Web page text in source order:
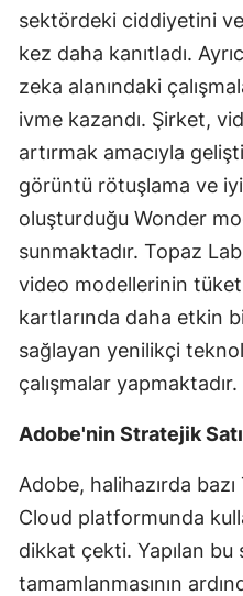
sektördeki ciddiyetini ve
kez daha kanıtladı.
zeka alanındaki
ivme kazandı. Şirket,
artırmak amacıyla
görüntü rötuşlama ve
oluşturduğu Wonder
sunmaktadır. Topaz
video modellerinin
kartlarında daha etkin
sağlayan yenilikçi
çalışmalar yapmaktadır.
Adobe'nin Stratejik
Adobe, halihazırda
Cloud platformunda
dikkat çekti. Yapılan bu
tamamlanmasının